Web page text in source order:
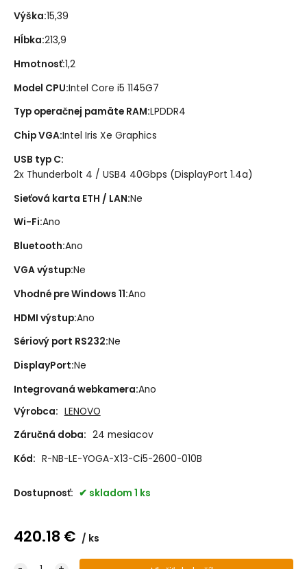
Výška:15,39
Hĺbka:213,9
Hmotnosť:1,2
Model CPU:Intel Core i5 1145G7
Typ operačnej pamäte RAM:LPDDR4
Chip VGA:Intel Iris Xe Graphics
USB typ C:
2x Thunderbolt 4 / USB4 40Gbps (DisplayPort 1.4a)
Sieťová karta ETH / LAN:Ne
Wi-Fi:Ano
Bluetooth:Ano
VGA výstup:Ne
Vhodné pre Windows 11:Ano
HDMI výstup:Ano
Sériový port RS232:Ne
DisplayPort:Ne
Integrovaná webkamera:Ano
Výrobca: LENOVO
Záručná doba: 24 mesiacov
Kód: R-NB-LE-YOGA-X13-Ci5-2600-010B
Dostupnosť: skladom 1 ks
420.18 € ks